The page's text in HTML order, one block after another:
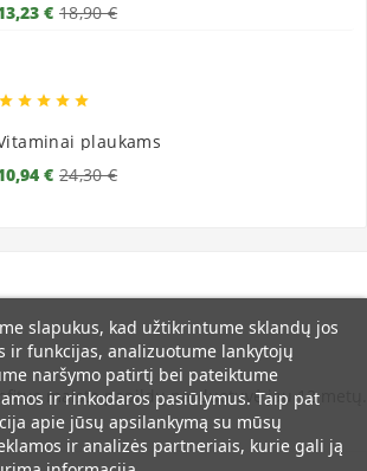
€ 18,90 €
    
plaukams
€ 24,30 €
maisto papildų parduotuvė jau 12 metų.
slapukus, kad užtikrintume sklandų jos
ir funkcijas, analizuotume lankytojų
naršymo patirtį bei pateiktume
ir rinkodaros pasiūlymus. Taip pat
apie jūsų apsilankymą su mūsų
ir analizės partneriais, kurie gali ją